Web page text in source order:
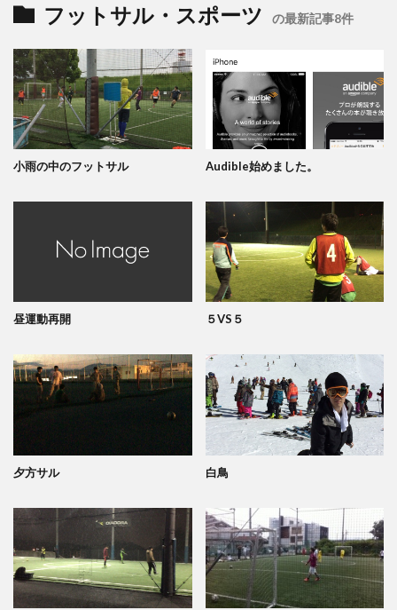
フットサル・スポーツ の最新記事8件
小雨の中のフットサル Audible始めました。
昼運動再開 ５VS５
夕方サル 白鳥